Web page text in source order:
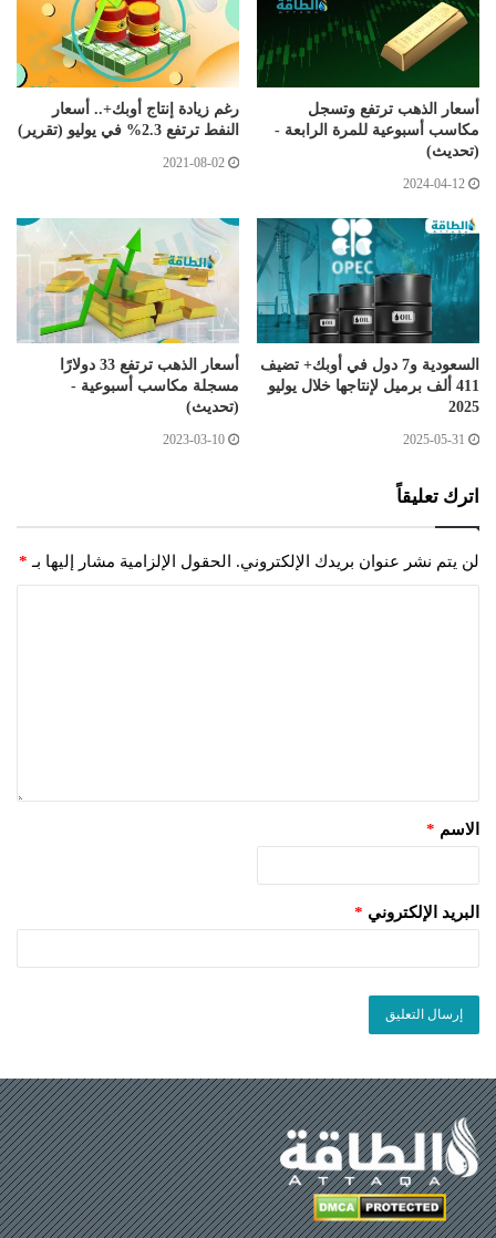
أسعار الذهب ترتفع وتسجل
مكاسب أسبوعية للمرة الرابعة -
(تحديث)
2024-04-12
رغم زيادة إنتاج أوبك+.. أسعار
النفط ترتفع 2.3% في يوليو (تقرير)
2021-08-02
السعودية و7 دول في أوبك+ تضيف
411 ألف برميل لإنتاجها خلال يوليو
2025
2025-05-31
أسعار الذهب ترتفع 33 دولارًا
مسجلة مكاسب أسبوعية -
(تحديث)
2023-03-10
اترك تعليقاً
لن يتم نشر عنوان بريدك الإلكتروني. الحقول الإلزامية مشار إليها بـ *
الاسم *
البريد الإلكتروني *